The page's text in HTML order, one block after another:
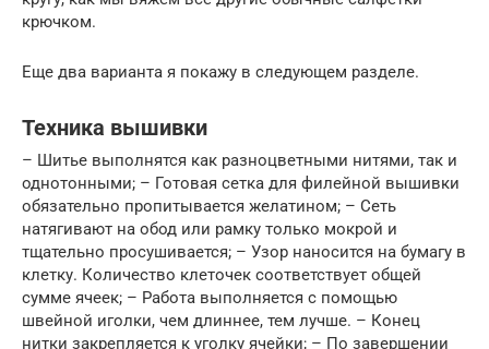
крючком.
Еще два варианта я покажу в следующем разделе.
Техника вышивки
– Шитье выполнятся как разноцветными нитями, так и
однотонными; – Готовая сетка для филейной вышивки
обязательно пропитывается желатином; – Сеть
натягивают на обод или рамку только мокрой и
тщательно просушивается; – Узор наносится на бумагу в
клетку. Количество клеточек соответствует общей
сумме ячеек; – Работа выполняется с помощью
швейной иголки, чем длиннее, тем лучше. – Конец
нитки закрепляется к уголку ячейки; – По завершении